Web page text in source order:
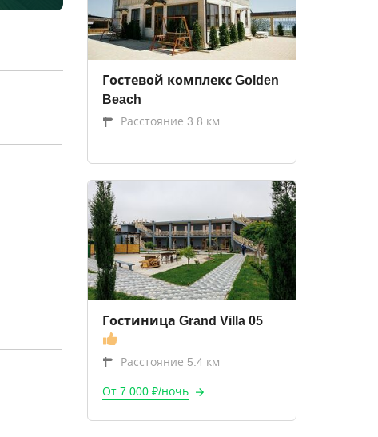
Гостевой комплекс Golden
Beach
Расстояние 3.8 км
Гостиница Grand Villa 05
Расстояние 5.4 км
От 7 000 ₽/ночь